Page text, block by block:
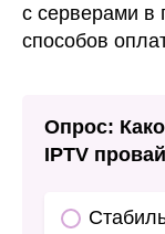
с серверами в
способов
Опрос:
IPTV